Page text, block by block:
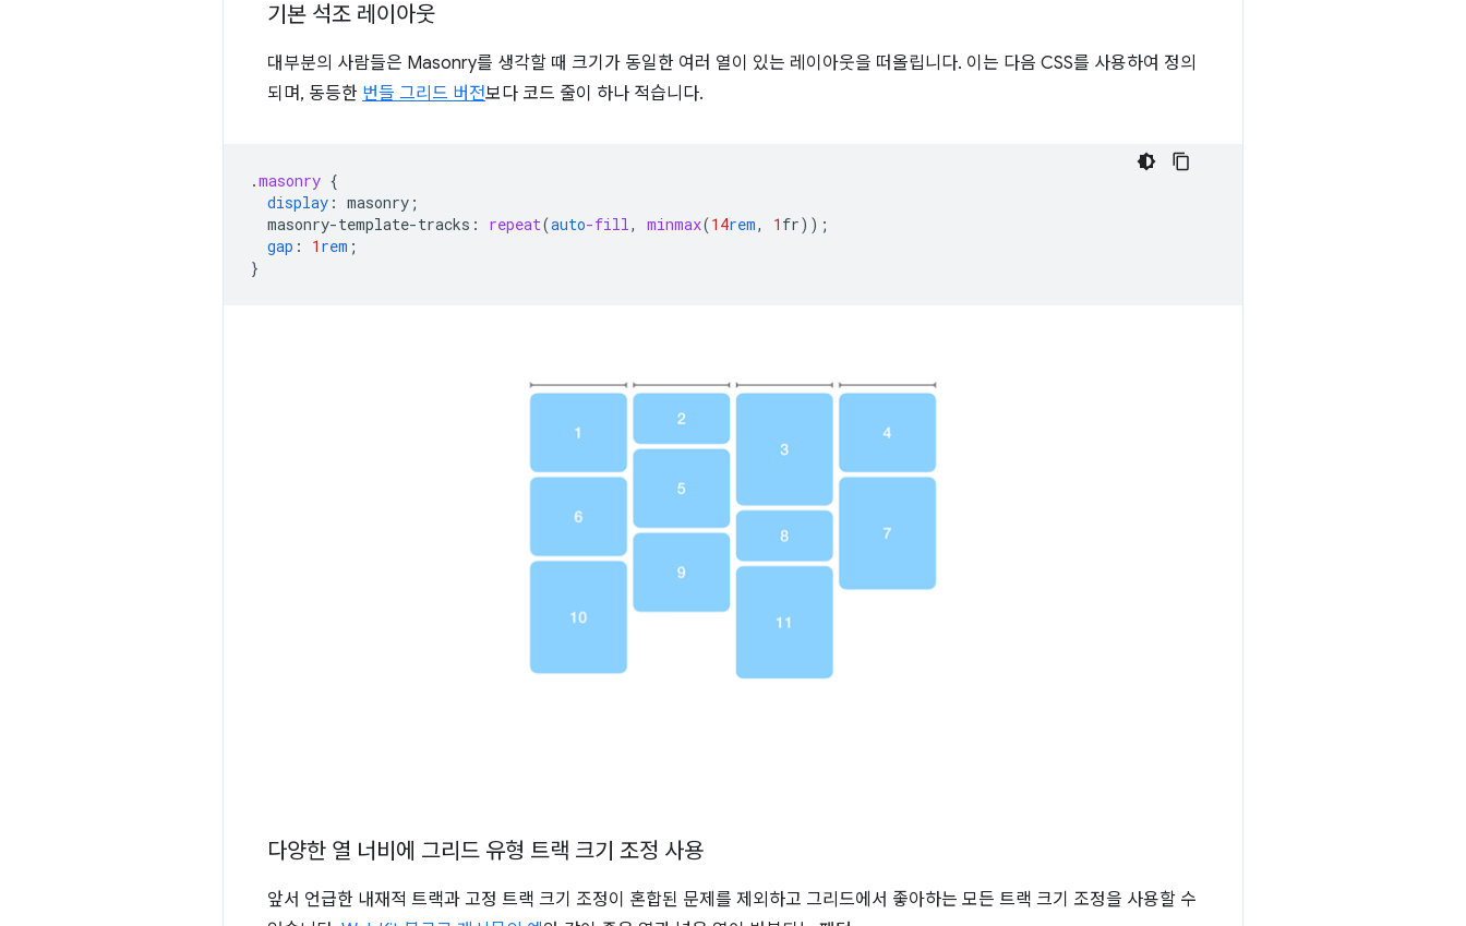
기본 석조 레이아웃
대부분의 사람들은 Masonry를 생각할 때 크기가 동일한 여러 열이 있는 레이아웃을 떠올립니다. 이는 다음 CSS를 사용하여 정의
되며, 동등한 번들 그리드 버전보다 코드 줄이 하나 적습니다.
.masonry {
display : masonry ;
masonry-template-tracks : repeat(auto-fill, minmax(14rem, 1 fr));
gap : 1 rem ;
}
다양한 열 너비에 그리드 유형 트랙 크기 조정 사용
앞서 언급한 내재적 트랙과 고정 트랙 크기 조정이 혼합된 문제를 제외하고 그리드에서 좋아하는 모든 트랙 크기 조정을 사용할 수